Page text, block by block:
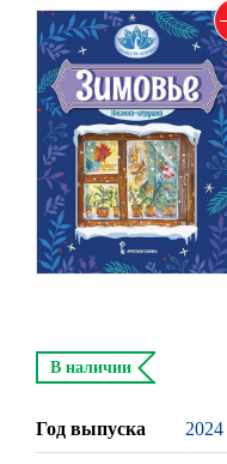
В наличии
Год выпуска 2024